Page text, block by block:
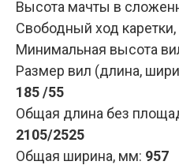
Высота мачты в
Свободный ход
Минимальная высота
Размер вил (длина,
185 /55
Общая длина без
2105/2525
Общая ширина, мм: 957